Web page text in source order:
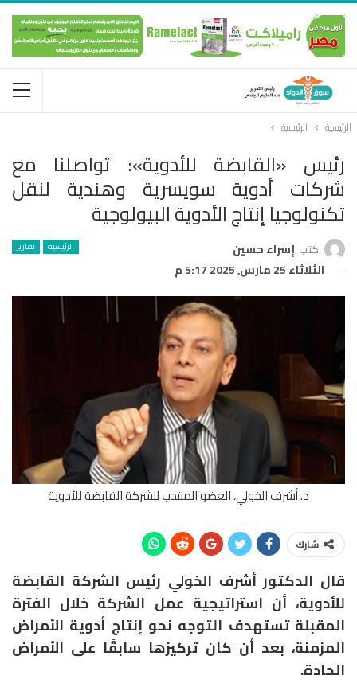
الرئيسية الرئيسية
رئيس «القابضة للأدوية»: تواصلنا مع
شركات أدوية سويسرية وهندية لنقل
تكنولوجيا إنتاج الأدوية البيولوجية
الرئيسية تقارير كتب إسراء حسين
الثلاثاء 25 مارس, 2025 5:17 م
د. أشرف الخولي، العضو المنتدب للشركة القابضة للأدوية
شارك
قال الدكتور أشرف الخولي رئيس الشركة القابضة
للأدوية، أن استراتيجية عمل الشركة خلال الفترة
المقبلة تستهدف التوجه نحو إنتاج أدوية الأمراض
المزمنة، بعد أن كان تركيزها سابقًا على الأمراض
الحادة.